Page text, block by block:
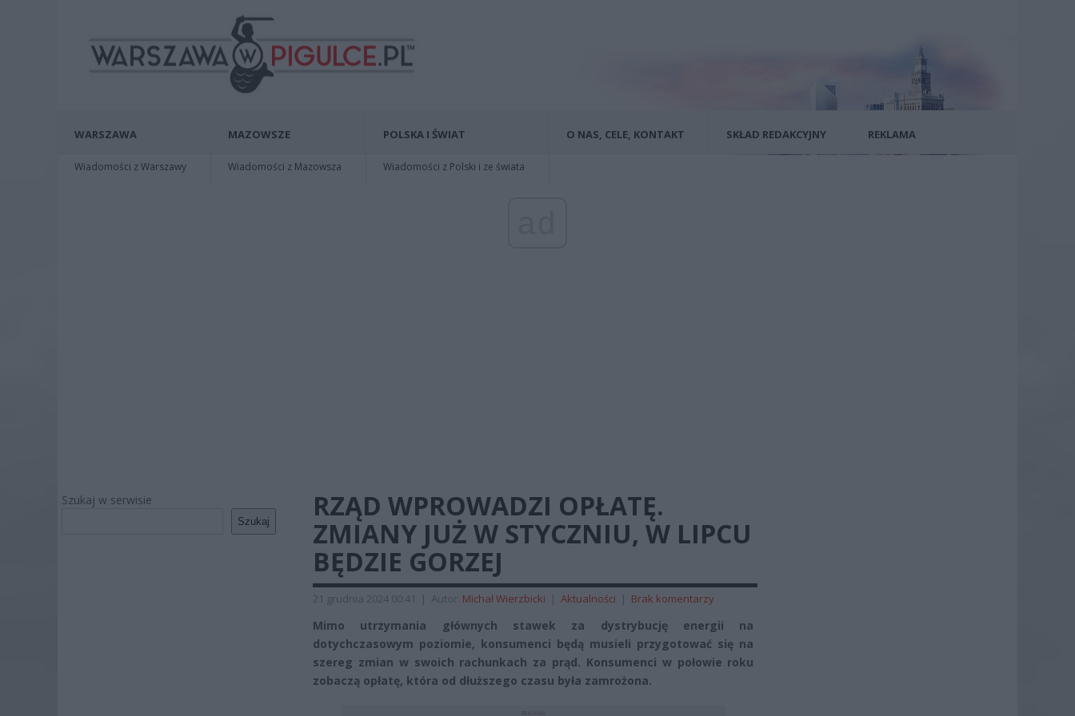
WARSZAWA
Wiadomości z Warszawy
MAZOWSZE
Wiadomości z Mazowsza
POLSKA I ŚWIAT
Wiadomości z Polski i ze świata
O NAS, CELE, KONTAKT SKŁAD REDAKCYJNY REKLAMA
Szukaj w serwisie
Szukaj
RZĄD WPROWADZI OPŁATĘ.
ZMIANY JUŻ W STYCZNIU, W LIPCU
BĘDZIE GORZEJ
21 grudnia 2024 00:41 | Autor: Michał Wierzbicki | Aktualności | Brak komentarzy
Mimo utrzymania głównych stawek za dystrybucję energii na
dotychczasowym poziomie, konsumenci będą musieli przygotować się na
szereg zmian w swoich rachunkach za prąd. Konsumenci w połowie roku
zobaczą opłatę, która od dłuższego czasu była zamrożona.